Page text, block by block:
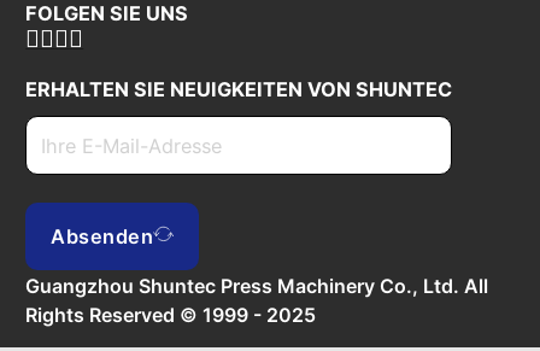
FOLGEN SIE UNS
ERHALTEN SIE NEUIGKEITEN VON SHUNTEC
Absenden
Guangzhou Shuntec Press Machinery Co., Ltd. All
Rights Reserved © 1999 - 2025